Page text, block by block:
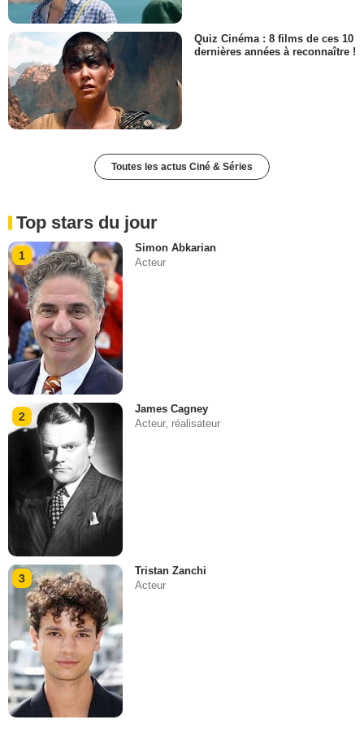
Quiz Cinéma : 8 films de ces 10
dernières années à reconnaître !
Toutes les actus Ciné & Séries
Top stars du jour
1
Simon Abkarian
Acteur
2
James Cagney
Acteur, réalisateur
3
Tristan Zanchi
Acteur